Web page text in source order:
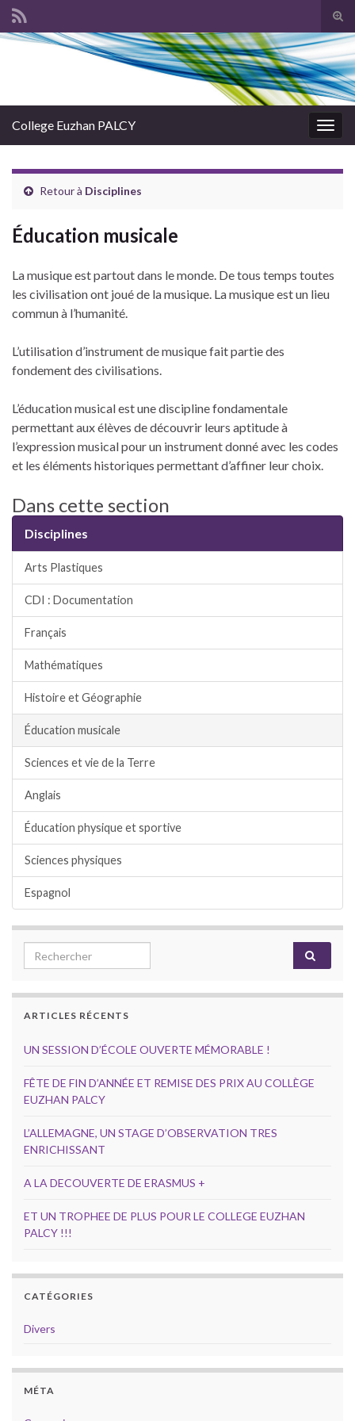
Search for:
College Euzhan PALCY
Retour à Disciplines
Éducation musicale
La musique est partout dans le monde. De tous temps toutes
les civilisation ont joué de la musique. La musique est un lieu
commun à l’humanité.
L’utilisation d’instrument de musique fait partie des
fondement des civilisations.
L’éducation musical est une discipline fondamentale
permettant aux élèves de découvrir leurs aptitude à
l’expression musical pour un instrument donné avec les codes
et les éléments historiques permettant d’affiner leur choix.
Dans cette section
Disciplines
Arts Plastiques
CDI : Documentation
Français
Mathématiques
Histoire et Géographie
Éducation musicale
Sciences et vie de la Terre
Anglais
Éducation physique et sportive
Sciences physiques
Espagnol
Search for:
ARTICLES RÉCENTS
UN SESSION D’ÉCOLE OUVERTE MÉMORABLE !
FÊTE DE FIN D’ANNÉE ET REMISE DES PRIX AU COLLÈGE
EUZHAN PALCY
L’ALLEMAGNE, UN STAGE D’OBSERVATION TRES
ENRICHISSANT
A LA DECOUVERTE DE ERASMUS +
ET UN TROPHEE DE PLUS POUR LE COLLEGE EUZHAN
PALCY !!!
CATÉGORIES
Divers
MÉTA